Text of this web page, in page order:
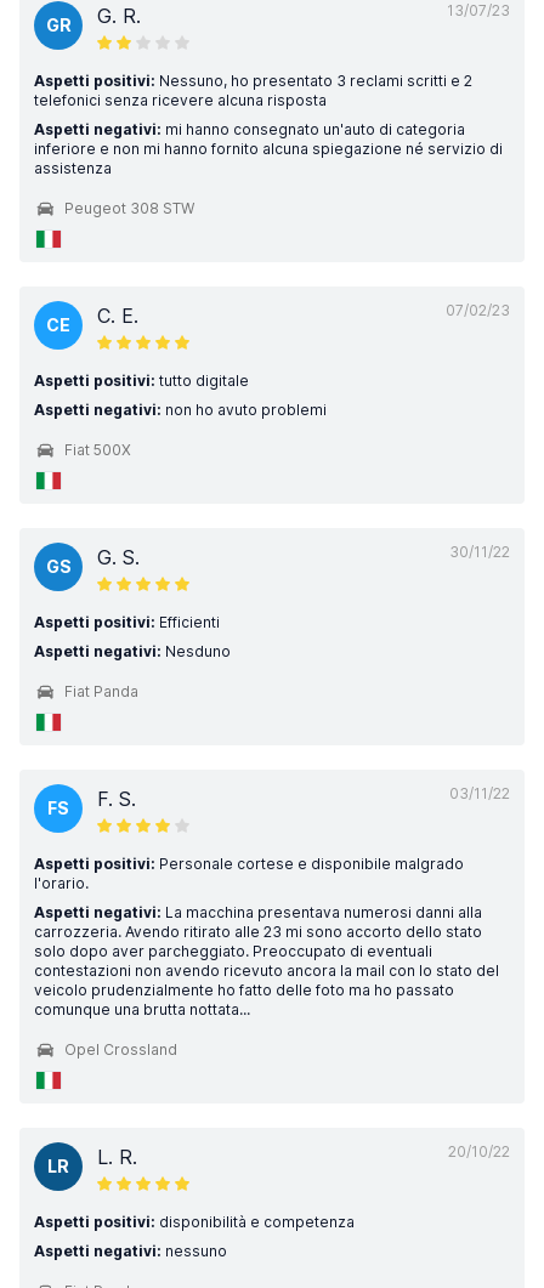
13/07/23
GR G. R.
Aspetti positivi: Nessuno, ho presentato 3 reclami scritti e 2
telefonici senza ricevere alcuna risposta
Aspetti negativi: mi hanno consegnato un'auto di categoria
inferiore e non mi hanno fornito alcuna spiegazione né servizio di
assistenza
Peugeot 308 STW
07/02/23
CE C. E.
Aspetti positivi: tutto digitale
Aspetti negativi: non ho avuto problemi
Fiat 500X
30/11/22
GS G. S.
Aspetti positivi: Efficienti
Aspetti negativi: Nesduno
Fiat Panda
03/11/22
FS F. S.
Aspetti positivi: Personale cortese e disponibile malgrado
l'orario.
Aspetti negativi: La macchina presentava numerosi danni alla
carrozzeria. Avendo ritirato alle 23 mi sono accorto dello stato
solo dopo aver parcheggiato. Preoccupato di eventuali
contestazioni non avendo ricevuto ancora la mail con lo stato del
veicolo prudenzialmente ho fatto delle foto ma ho passato
comunque una brutta nottata...
Opel Crossland
20/10/22
LR L. R.
Aspetti positivi: disponibilità e competenza
Aspetti negativi: nessuno